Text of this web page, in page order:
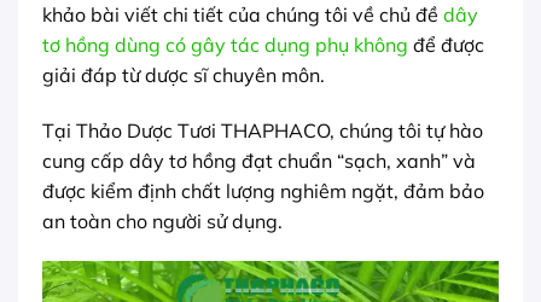
khảo bài viết chi tiết của chúng tôi về chủ đề dây
tơ hồng dùng có gây tác dụng phụ không để được
giải đáp từ dược sĩ chuyên môn.
Tại Thảo Dược Tươi THAPHACO, chúng tôi tự hào
cung cấp dây tơ hồng đạt chuẩn “sạch, xanh” và
được kiểm định chất lượng nghiêm ngặt, đảm bảo
an toàn cho người sử dụng.